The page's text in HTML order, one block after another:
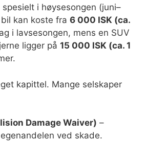
i høysesongen (juni–
kan koste fra 6 000 ISK (ca.
i lavsesongen, mens en SUV
ligger på 15 000 ISK (ca. 1
kapittel. Mange selskaper
Damage Waiver) –
ved skade.